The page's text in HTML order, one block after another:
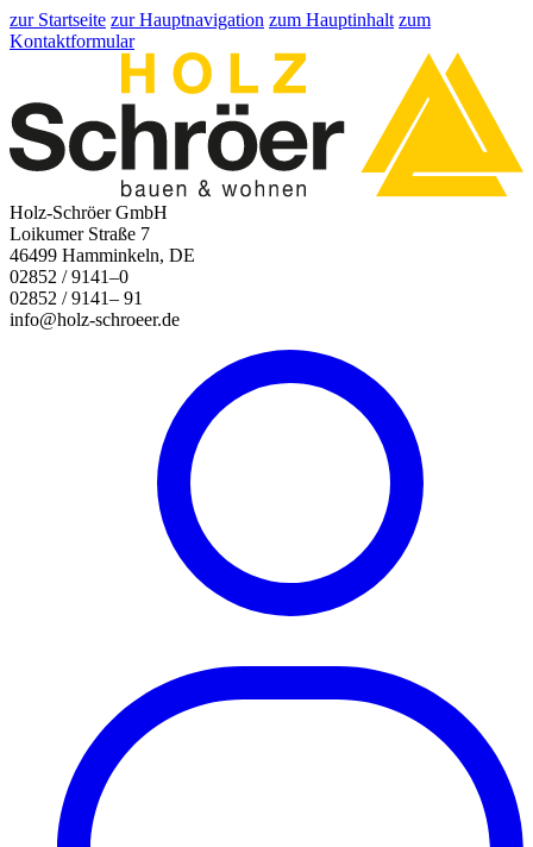
zur Startseite zur Hauptnavigation zum Hauptinhalt zum
Kontaktformular
Holz-Schröer GmbH
Loikumer Straße 7
46499 Hamminkeln, DE
02852 / 9141–0
02852 / 9141– 91
info@holz-schroeer.de